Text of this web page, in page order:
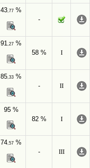
43,77 %
-
91,27 %
58 %
I
85,33 %
-
II
95 %
82 %
I
74,57 %
-
III